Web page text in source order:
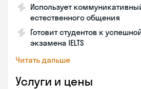
Использует
естественного общения
Готовит студентов к
экзамена IELTS
Читать дальше
Услуги и цены